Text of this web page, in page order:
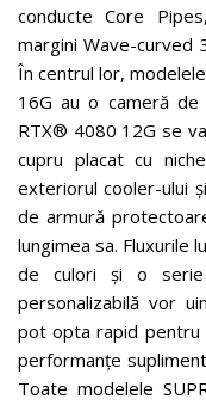
conducte Core
margini Wave-curved
În centrul lor,
16G au o cameră
RTX® 4080 12G se
cupru placat cu
exteriorul cooler-ului
de armură
lungimea sa. Fluxurile
de culori și o serie
personalizabilă vor
pot opta rapid pentru
performanțe
Toate modelele